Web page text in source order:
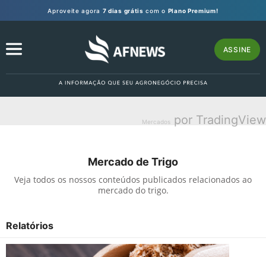
Aproveite agora 7 dias grátis com o Plano Premium!
ASSINE
Mercados por TradingView
Mercado de Trigo
Veja todos os nossos conteúdos publicados relacionados ao
mercado do trigo.
Relatórios